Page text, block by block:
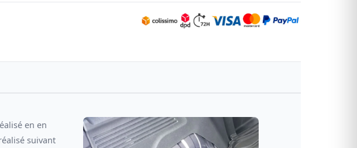
en en
suivant